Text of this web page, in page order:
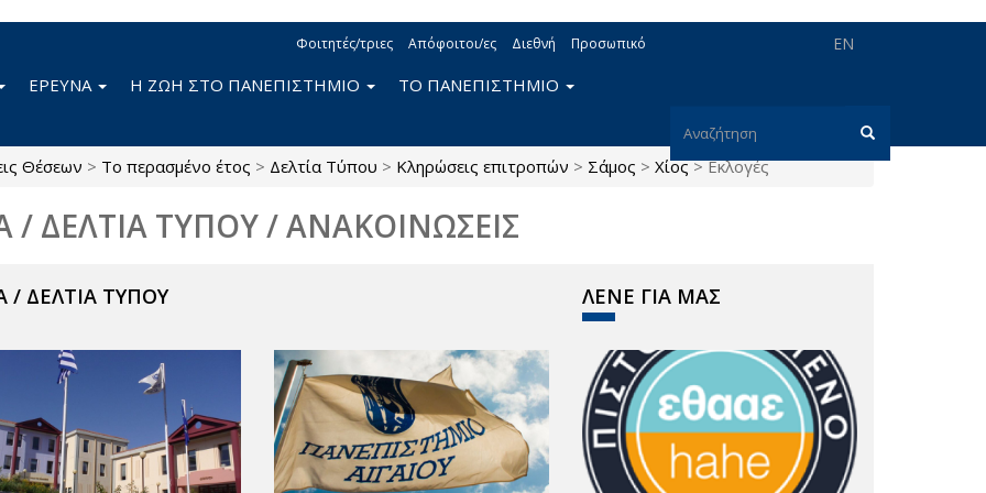
EN
Φοιτητές/τριες Απόφοιτοι/ες Διεθνή Προσωπικό
Φόρμα
αναζήτησης
Αναζήτηση
ΕΡΕΥΝΑ Η ΖΩΗ ΣΤΟ ΠΑΝΕΠΙΣΤΗΜΙΟ ΤΟ ΠΑΝΕΠΙΣΤΗΜΙΟ
Θέσεων > Το περασμένο έτος > Δελτία Τύπου > Κληρώσεις επιτροπών > Σάμος > Χίος > Εκλογές
/ ΔΕΛΤΙΑ ΤΥΠΟΥ / ΑΝΑΚΟΙΝΩΣΕΙΣ
/ ΔΕΛΤΙΑ ΤΥΠΟΥ ΛΕΝΕ ΓΙΑ ΜΑΣ